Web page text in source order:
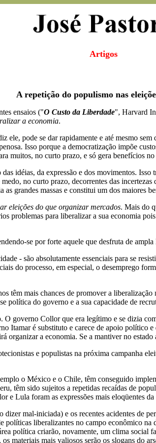
Artigos
A repetição do populismo nas
ensaios ("O Custo da Liberdade", Harvard
a economia.
ele, pode se dar rapidamente e até mesmo
Isso porque a democratização impõe
muitos, no curto prazo, e só gera benefícios
idéias, da expressão e dos movimentos. Isso
no curto prazo, decorrentes das
as grandes massas e constitui um dos maiores
eleições do que organizar mercados. Mais do
problemas para liberalizar a sua economia
se por forte aquele que desfruta de
- são absolutamente essenciais para se
do processo, em especial, o desemprego
têm mais chances de promover a
política do governo e a sua capacidade de
O governo Collor que era legítimo e se dizia
Itamar é substituto e carece de apoio político
organizar a economia. Se a mantiver no estado
e populistas na próxima campanha
o México e o Chile, têm conseguido
têm sido sujeitos a repetidas recaídas de
e Lula foram as expressões mais eloqüentes
mal-iniciada) e os recentes acidentes de
políticas liberalizantes no campo econômico
política criarão, novamente, um clima social
materiais mais valiosos serão os slogans do